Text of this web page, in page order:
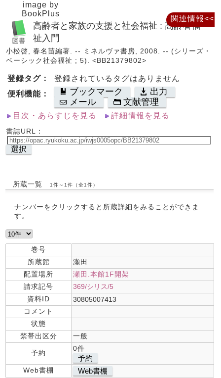
image by
BookPlus
高齢者と家族の支援と社会福祉 : 高齢者福
祉入門
小松啓, 春名苗編著. -- ミネルヴァ書房, 2008. -- (シリーズ・
ベーシック社会福祉 ; 5). <BB21379802>
登録タグ：
登録されているタグはありません
便利機能：
ブックマーク
出力
メール
文献管理
目次・あらすじを見る 詳細情報を見る
書誌URL：
選択
所蔵一覧 1件～1件（全1件）
ナンバーをクリックすると所蔵詳細をみることができま
す。
巻号
所蔵館
瀬田
配置場所
瀬田.本館1F開架
請求記号
369/シリス/5
資料ID
30805007413
コメント
状態
禁帯出区分
一般
予約
0件
予約
Web書棚 Web書棚
関連情報<<